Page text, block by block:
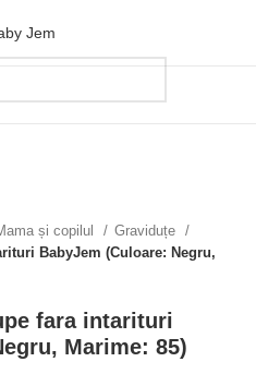
și copilul
Graviduțe
BabyJem (Culoare: Negru,
fara intarituri
Marime: 85)